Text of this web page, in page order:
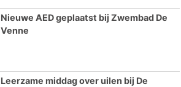
Nieuwe AED geplaatst bij Zwembad De
Venne
Leerzame middag over uilen bij De